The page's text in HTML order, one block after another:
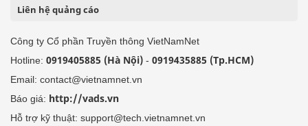
Liên hệ quảng cáo
Công ty Cổ phần Truyền thông VietNamNet
Hotline: 0919405885 (Hà Nội) - 0919435885 (Tp.HCM)
Email: contact@vietnamnet.vn
Báo giá: http://vads.vn
Hỗ trợ kỹ thuật: support@tech.vietnamnet.vn